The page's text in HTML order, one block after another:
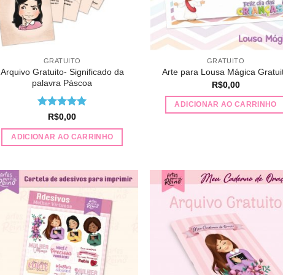
GRATUITO
Arquivo Gratuito- Significado da
palavra Páscoa
Avaliação
R$0,00
ADICIONAR AO CARRINHO
GRATUITO
Arte para Lousa Mágica
R$0,00
ADICIONAR AO CARRINHO
Adicionar
a lista de
desejos